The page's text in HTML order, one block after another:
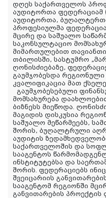
დღეს საქართველოს
აუდიტორთა ფედერაციამ
აუდიტორთა,
პროფესიულმა
მცირე და საშუალო
საკონსულტაციო
მიმართულებით
თბილისში, სასტუმრო „
ღონისძიებაზე,
გაუმჯობესდა რეგიონული
კვალიფიკაცია მათ
გაუმჯობესებული
მომსახურება
ბიზნესს მიეწოდა.
მაგიდის დისკუსია
საშუალო მეწარმეებს,
შორის, ბუღალტრული
აუდიტის
საქართველოშის და
სააგენტოს
ინსტიტუტებსა და
შორის. ფედერაციებს
შვეიცარიის
სააგენტომ რეგიონში
განვითარების პროექტის